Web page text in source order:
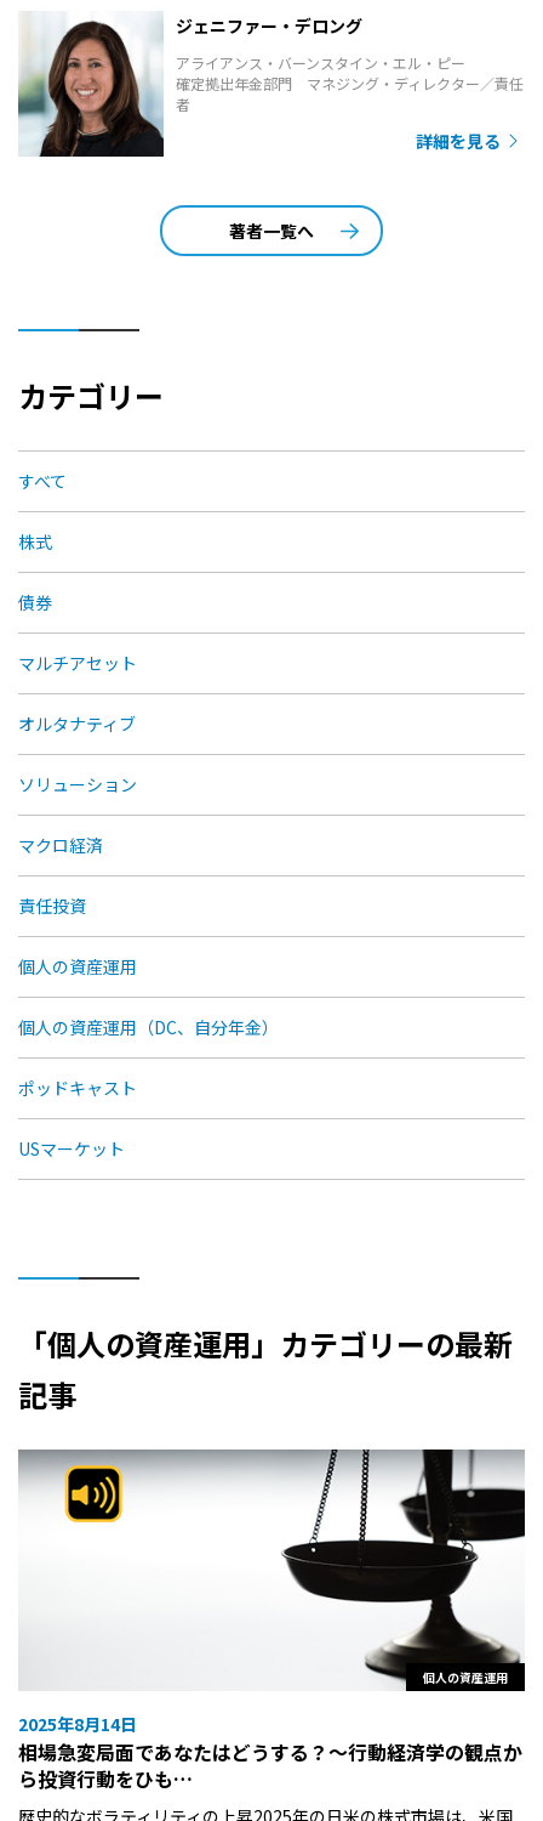
ジェニファー・デロング
アライアンス・バーンスタイン・エル・ピー
確定拠出年金部門 マネジング・ディレクター／責任
者
詳細を見る
著者一覧へ
カテゴリー
すべて
株式
債券
マルチアセット
オルタナティブ
ソリューション
マクロ経済
責任投資
個人の資産運用
個人の資産運用（DC、自分年金）
ポッドキャスト
USマーケット
「個人の資産運用」カテゴリーの最新
記事
個人の資産運用
2025年8月14日
相場急変局面であなたはどうする？～行動経済学の観点か
ら投資行動をひも…
歴史的なボラティリティの上昇2025年の日米の株式市場は、米国